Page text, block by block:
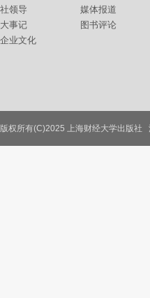
社领导
大事记
企业文化
媒体报道
图书评论
联系我们
版权所有(C)2025 上海财经大学出版社